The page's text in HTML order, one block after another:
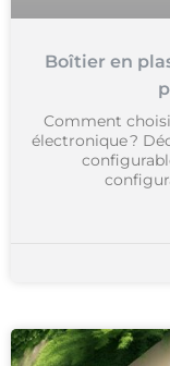
Boîtier en
Comment
électronique ?